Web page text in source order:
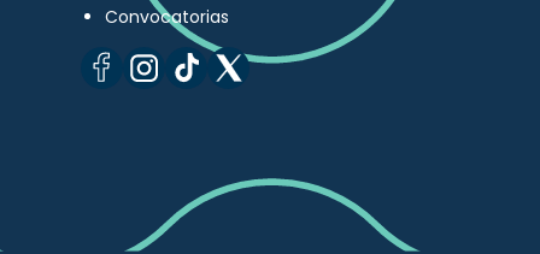
Convocatorias